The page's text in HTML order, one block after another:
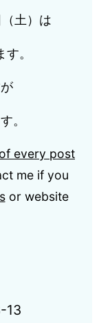
土）は
。
。
every post
me if you
or website
13